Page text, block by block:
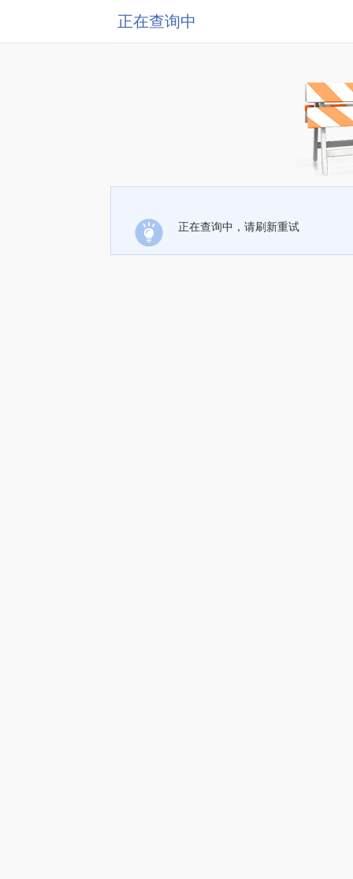
正在查询中
正在查询中，请刷新重试